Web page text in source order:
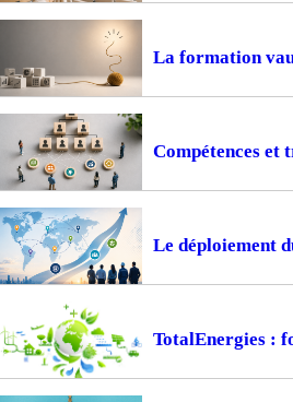
La formation
Compétences
Le déploiement
TotalEnergies :